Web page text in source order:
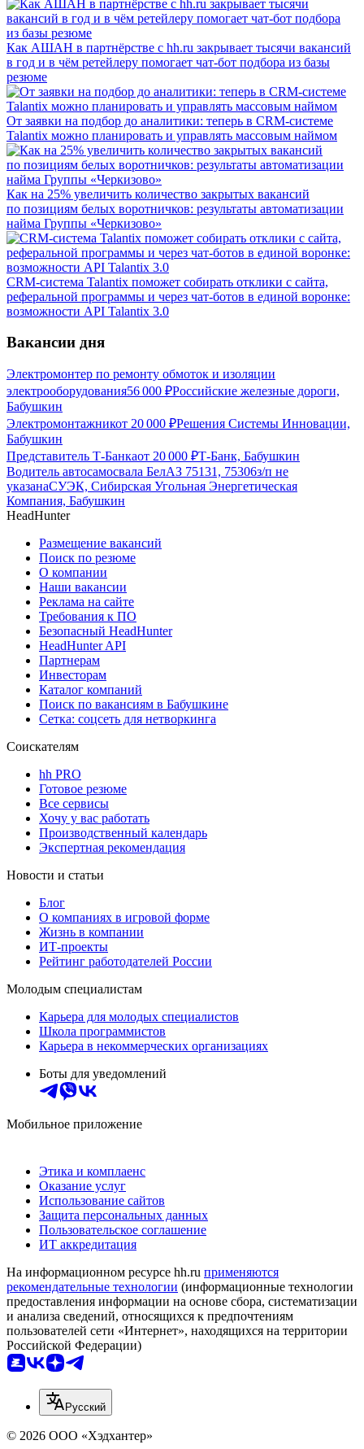
Как АШАН в партнёрстве с hh.ru закрывает тысячи вакансий
в год и в чём ретейлеру помогает чат-бот подбора из базы
резюме
От заявки на подбор до аналитики: теперь в CRM-системе
Talantix можно планировать и управлять массовым наймом
Как на 25% увеличить количество закрытых вакансий
по позициям белых воротничков: результаты автоматизации
найма Группы «Черкизово»
CRM-система Talantix поможет собирать отклики с сайта,
реферальной программы и через чат-ботов в единой воронке:
возможности API Talantix 3.0
Вакансии дня
Электромонтер по ремонту обмоток и изоляции
электрооборудования56 000 ₽Российские железные дороги,
Бабушкин
Электромонтажникот 20 000 ₽Решения Системы Инновации,
Бабушкин
Представитель Т-Банкаот 20 000 ₽Т-Банк, Бабушкин
Водитель автосамосвала БелАЗ 75131, 75306з/п не
указанаСУЭК, Сибирская Угольная Энергетическая
Компания, Бабушкин
HeadHunter
Размещение вакансий
Поиск по резюме
О компании
Наши вакансии
Реклама на сайте
Требования к ПО
Безопасный HeadHunter
HeadHunter API
Партнерам
Инвесторам
Каталог компаний
Поиск по вакансиям в Бабушкине
Сетка: соцсеть для нетворкинга
Соискателям
hh PRO
Готовое резюме
Все сервисы
Хочу у вас работать
Производственный календарь
Экспертная рекомендация
Новости и статьи
Блог
О компаниях в игровой форме
Жизнь в компании
ИТ-проекты
Рейтинг работодателей России
Молодым специалистам
Карьера для молодых специалистов
Школа программистов
Карьера в некоммерческих организациях
Боты для уведомлений
Мобильное приложение
Этика и комплаенс
Оказание услуг
Использование сайтов
Защита персональных данных
Пользовательское соглашение
ИТ аккредитация
На информационном ресурсе hh.ru применяются
рекомендательные технологии (информационные технологии
предоставления информации на основе сбора, систематизации
и анализа сведений, относящихся к предпочтениям
пользователей сети «Интернет», находящихся на территории
Российской Федерации)
Русский
© 2026 ООО «Хэдхантер»